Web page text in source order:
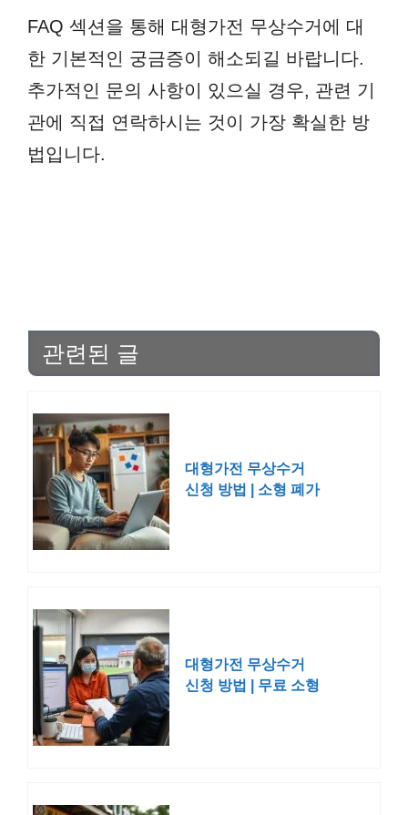
FAQ 섹션을 통해 대형가전 무상수거에 대
한 기본적인 궁금증이 해소되길 바랍니다.
추가적인 문의 사항이 있으실 경우, 관련 기
관에 직접 연락하시는 것이 가장 확실한 방
법입니다.
관련된 글
대형가전 무상수거
신청 방법 | 소형 폐가
대형가전 무상수거
신청 방법 | 무료 소형